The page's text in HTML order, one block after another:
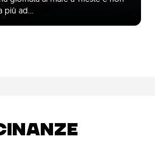
più ad...